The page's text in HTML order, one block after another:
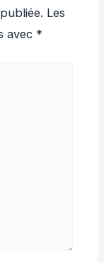
Les
avec *